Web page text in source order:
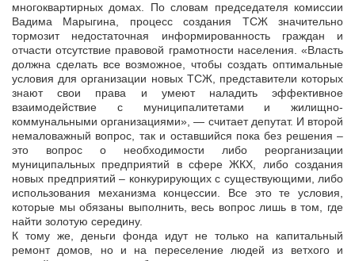
многоквартирных домах. По словам председателя комиссии
Вадима Марыгина, процесс создания ТСЖ значительно
тормозит недостаточная информированность граждан и
отчасти отсутствие правовой грамотности населения. «Власть
должна сделать все возможное, чтобы создать оптимальные
условия для организации новых ТСЖ, представители которых
знают свои права и умеют наладить эффективное
взаимодействие с муниципалитетами и жилищно-
коммунальными организациями», — считает депутат. И второй
немаловажный вопрос, так и оставшийся пока без решения –
это вопрос о необходимости либо реорганизации
муниципальных предприятий в сфере ЖКХ, либо создания
новых предприятий – конкурирующих с существующими, либо
использования механизма концессии. Все это те условия,
которые мы обязаны выполнить, весь вопрос лишь в том, где
найти золотую середину.
К тому же, деньги фонда идут не только на капитальный
ремонт домов, но и на переселение людей из ветхого и